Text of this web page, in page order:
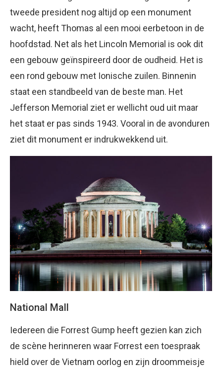
tweede president nog altijd op een monument
wacht, heeft Thomas al een mooi eerbetoon in de
hoofdstad. Net als het Lincoln Memorial is ook dit
een gebouw geïnspireerd door de oudheid. Het is
een rond gebouw met Ionische zuilen. Binnenin
staat een standbeeld van de beste man. Het
Jefferson Memorial ziet er wellicht oud uit maar
het staat er pas sinds 1943. Vooral in de avonduren
ziet dit monument er indrukwekkend uit.
National Mall
Iedereen die Forrest Gump heeft gezien kan zich
de scène herinneren waar Forrest een toespraak
hield over de Vietnam oorlog en zijn droommeisje